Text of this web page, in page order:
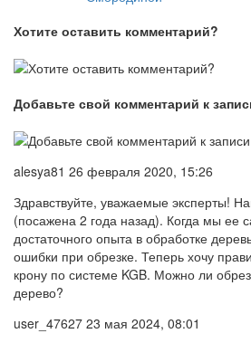
Хотите оставить комментарий?
Добавьте свой комментарий к
alesya81 26 февраля 2020, 15:26
Здравствуйте, уважаемые эксперты!
(посажена 2 года назад). Когда мы ее
достаточного опыта в обработке
ошибки при обрезке. Теперь хочу
крону по системе KGB. Можно ли
дерево?
user_47627 23 мая 2024, 08:01